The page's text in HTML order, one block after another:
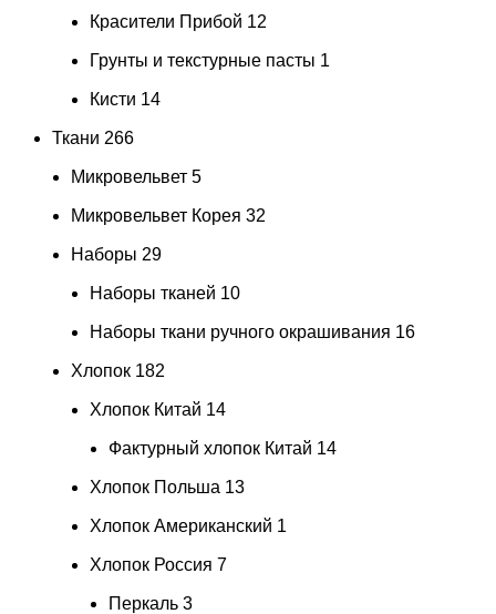
Красители Прибой 12
Грунты и текстурные пасты 1
Кисти 14
Ткани 266
Микровельвет 5
Микровельвет Корея 32
Наборы 29
Наборы тканей 10
Наборы ткани ручного окрашивания 16
Хлопок 182
Хлопок Китай 14
Фактурный хлопок Китай 14
Хлопок Польша 13
Хлопок Американский 1
Хлопок Россия 7
Перкаль 3